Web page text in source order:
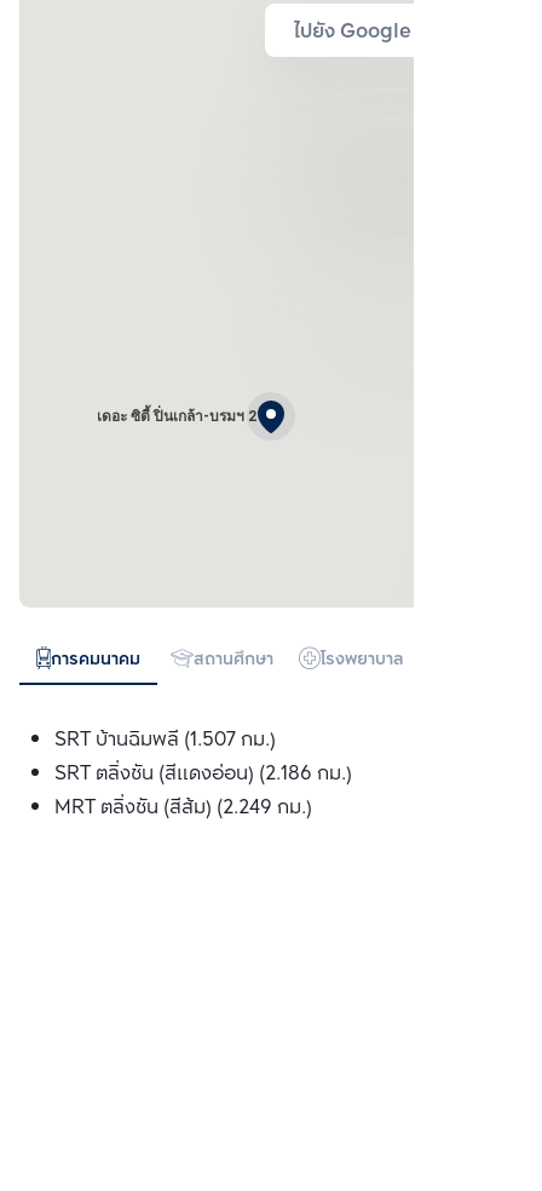
ไปยัง Google Map
เดอะ ซิตี้ ปิ่นเกล้า-บรมฯ 2
การคมนาคม สถานศึกษา โรงพยาบาล
SRT บ้านฉิมพลี (1.507 กม.)
SRT ตลิ่งชัน (สีแดงอ่อน) (2.186 กม.)
MRT ตลิ่งชัน (สีส้ม) (2.249 กม.)